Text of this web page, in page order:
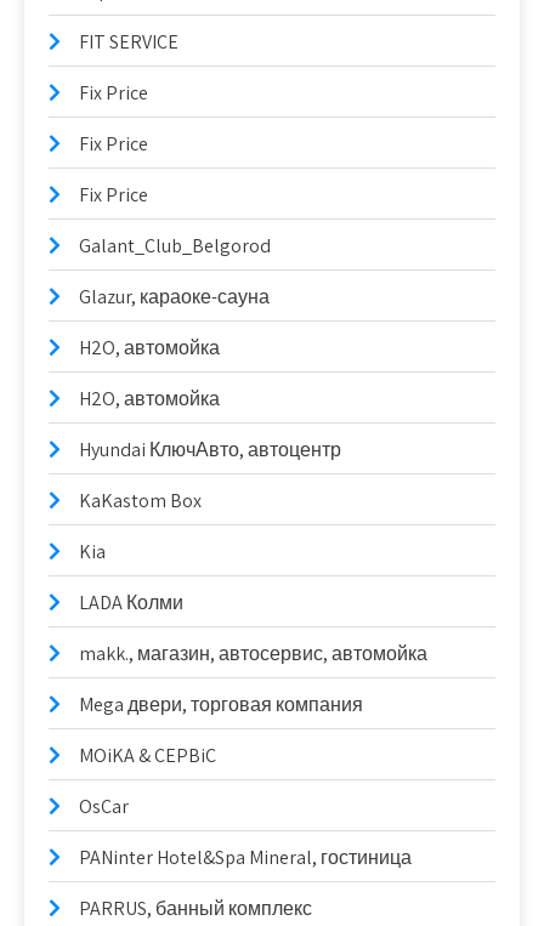
FIT SERVICE
Fix Price
Fix Price
Fix Price
Galant_Club_Belgorod
Glazur, караоке-сауна
H2O, автомойка
H2O, автомойка
Hyundai КлючАвто, автоцентр
KaKastom Box
Kia
LADA Колми
makk., магазин, автосервис, автомойка
Mega двери, торговая компания
MOiKA & CEPBiC
OsCar
PANinter Hotel&Spa Mineral, гостиница
PARRUS, банный комплекс